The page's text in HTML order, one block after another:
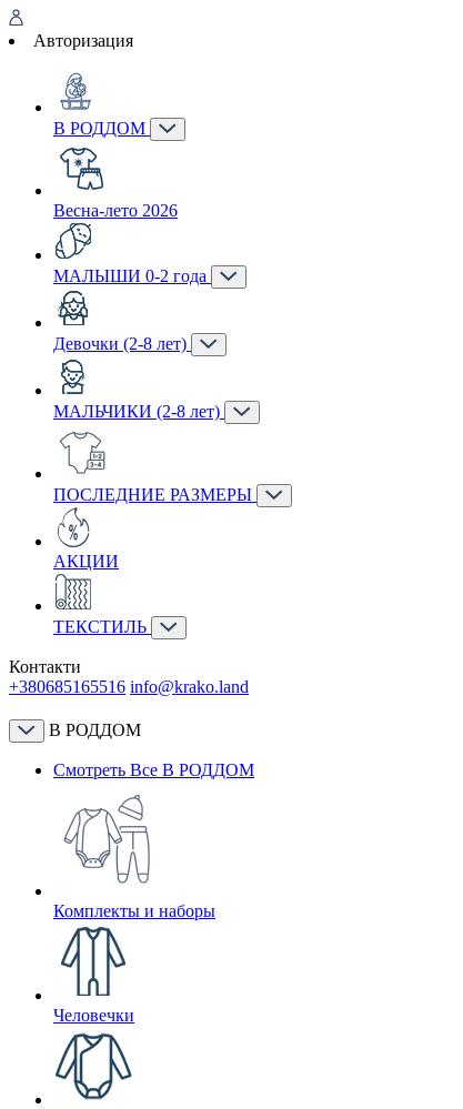
Авторизация
В РОДДОМ
Весна-лето 2026
МАЛЫШИ 0-2 года
Девочки (2-8 лет)
МАЛЬЧИКИ (2-8 лет)
ПОСЛЕДНИЕ РАЗМЕРЫ
АКЦИИ
ТЕКСТИЛЬ
Контакти
+380685165516 info@krako.land
В РОДДОМ
Смотреть Все В РОДДОМ
Комплекты и наборы
Человечки